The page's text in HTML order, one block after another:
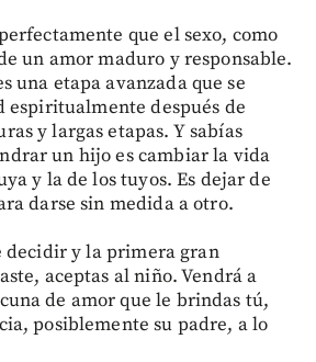
que el sexo, como
un amor maduro y responsable.
una etapa avanzada que se
después de
y largas etapas. Y sabías
un hijo es cambiar la vida
y la de los tuyos. Es dejar de
darse sin medida a otro.
decidir y la primera gran
aceptas al niño. Vendrá a
de amor que le brindas tú,
posiblemente su padre, a lo